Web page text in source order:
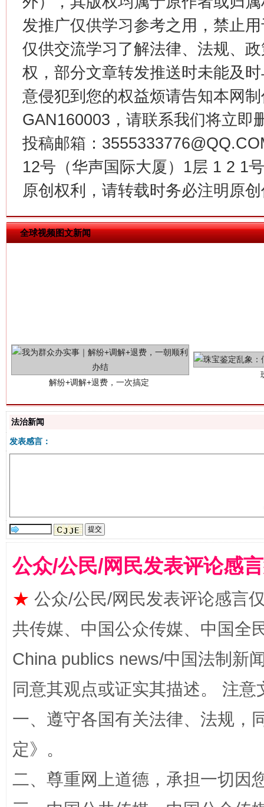
发推广仅供学习参考之用，禁止
仅供交流学习了解法律、法规、
权，部分文章转发推送时未能及
意侵犯到您的权益烦请告知本网
GAN160003，请联系我们将立即
投稿邮箱：
12号（华声国际大厦）1层 1 2 1
原创权利，请转载时务必注明原
全球视频图文新闻
揭批美国五大"原罪" "炒
漫山遍野的桃花与雪山、麦地、白藏房 除
招工难、用工荒背后
法治新闻
发表感言：
公众/公民/网民发表评论感
★ 公众/公民/网民发表评论感言
共传媒、中国公众传媒、中国全
China publics news/中国法制新
同意其观点或证实其描述。 注
一、遵守各国有关法律、法规，
定》。
二、尊重网上道德，承担一切因